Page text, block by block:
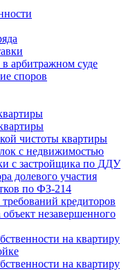
арбитражном суде
споров
чистоты квартиры
с недвижимостью
с застройщика по ДДУ
долевого участия
по ФЗ-214
кредиторов
незавершенного
на квартиру
на квартиру